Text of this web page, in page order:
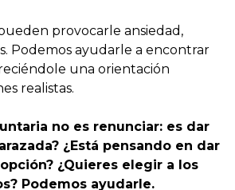
provocarle ansiedad,
Podemos ayudarle a encontrar
una orientación
realistas.
no es renunciar: es dar
¿Está pensando en dar
¿Quieres elegir a los
Podemos ayudarle.